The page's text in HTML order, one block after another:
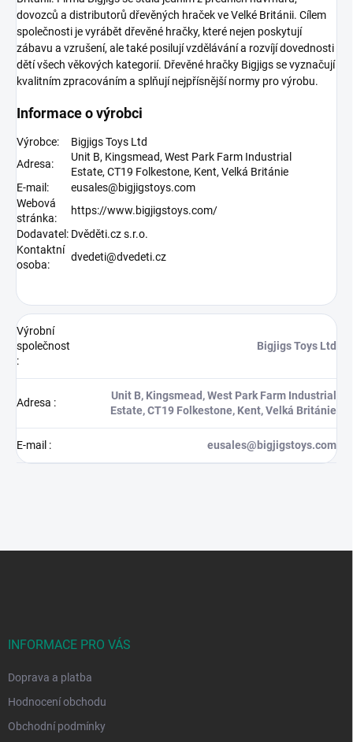
dovozců a distributorů dřevěných hraček ve Velké Británii. Cílem
společnosti je vyrábět dřevěné hračky, které nejen poskytují
zábavu a vzrušení, ale také posilují vzdělávání a rozvíjí dovednosti
dětí všech věkových kategorií. Dřevěné hračky Bigjigs se vyznačují
kvalitním zpracováním a splňují nejpřísnější normy pro výrobu.
Informace o výrobci
Výrobce:
Bigjigs Toys Ltd
Adresa:
Unit B, Kingsmead, West Park Farm Industrial
Estate, CT19 Folkestone, Kent, Velká Británie
E-mail:
eusales@bigjigstoys.com
Webová
stránka:
https://www.bigjigstoys.com/
Dodavatel: Dvěděti.cz s.r.o.
Kontaktní
osoba:
dvedeti@dvedeti.cz
Výrobní
společnost
:
Bigjigs Toys Ltd
Adresa :
Unit B, Kingsmead, West Park Farm Industrial
Estate, CT19 Folkestone, Kent, Velká Británie
E-mail : eusales@bigjigstoys.com
INFORMACE PRO VÁS
Doprava a platba
Hodnocení obchodu
Obchodní podmínky